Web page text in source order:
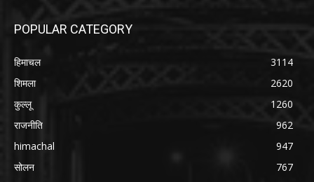
POPULAR CATEGORY
हिमाचल
3114
शिमला
2620
कुल्लू
1260
राजनीति
962
himachal
947
सोलन
767